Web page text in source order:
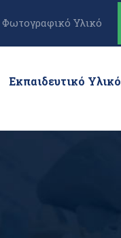
Φωτογραφικό Υλικό
Εκπαιδευτικό Υλικό